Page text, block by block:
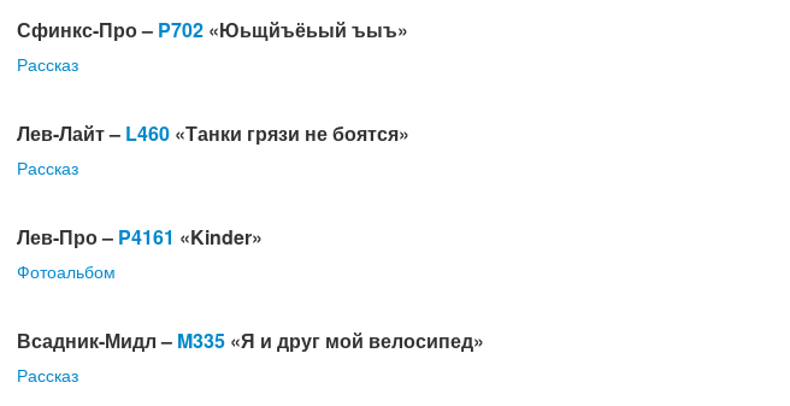
Сфинкс-Про – P702 «Юьщйъёьый ъыъ»
Рассказ
Лев-Лайт – L460 «Танки грязи не боятся»
Рассказ
Лев-Про – P4161 «Kinder»
Фотоальбом
Всадник-Мидл – M335 «Я и друг мой велосипед»
Рассказ